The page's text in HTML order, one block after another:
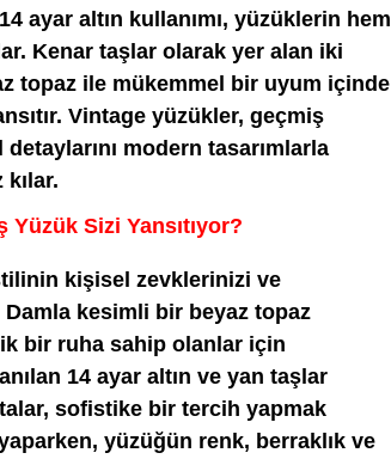
ayar altın kullanımı, yüzüklerin hem
Kenar taşlar olarak yer alan iki
topaz ile mükemmel bir uyum içinde
Vintage yüzükler, geçmiş
modern tasarımlarla
Sizi Yansıtıyor?
kişisel zevklerinizi ve
kesimli bir beyaz topaz
bir ruha sahip olanlar için
14 ayar altın ve yan taşlar
sofistike bir tercih yapmak
yüzüğün renk, berraklık ve